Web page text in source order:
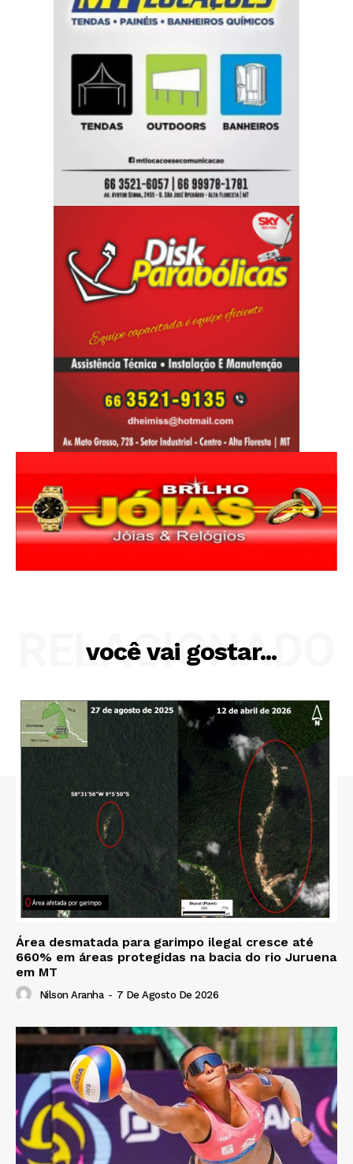
você vai gostar...
RELACIONADO
Área desmatada para garimpo ilegal cresce até
660% em áreas protegidas na bacia do rio Juruena
em MT
Nilson Aranha - 7 De Agosto De 2026